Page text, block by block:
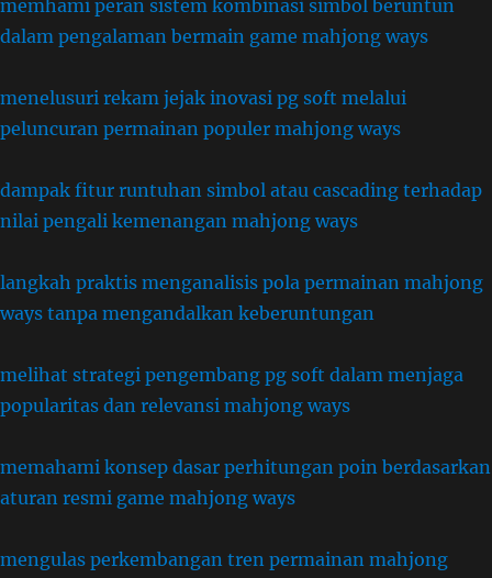
memhami peran sistem kombinasi simbol beruntun
dalam pengalaman bermain game mahjong ways
menelusuri rekam jejak inovasi pg soft melalui
peluncuran permainan populer mahjong ways
dampak fitur runtuhan simbol atau cascading terhadap
nilai pengali kemenangan mahjong ways
langkah praktis menganalisis pola permainan mahjong
ways tanpa mengandalkan keberuntungan
melihat strategi pengembang pg soft dalam menjaga
popularitas dan relevansi mahjong ways
memahami konsep dasar perhitungan poin berdasarkan
aturan resmi game mahjong ways
mengulas perkembangan tren permainan mahjong